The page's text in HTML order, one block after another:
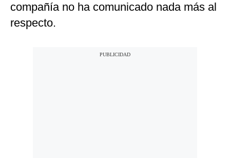
compañía no ha comunicado nada más al
respecto.